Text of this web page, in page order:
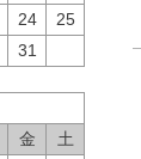
24
25
31
金
土